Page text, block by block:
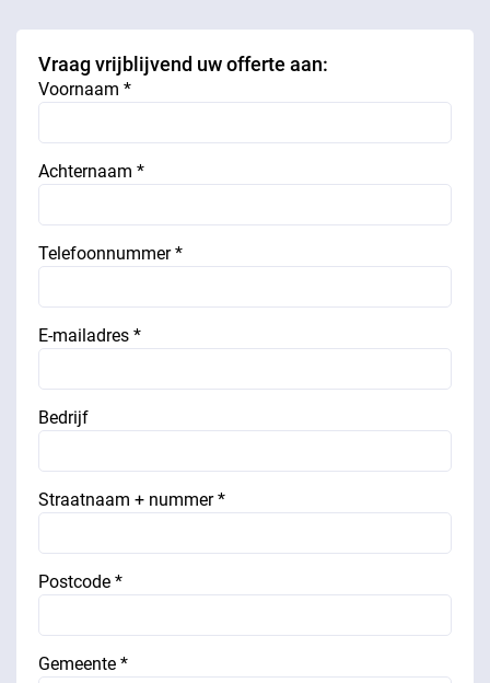
Vraag vrijblijvend uw offerte aan:
Voornaam *
Achternaam *
Telefoonnummer *
E-mailadres *
Bedrijf
Straatnaam + nummer *
Postcode *
Gemeente *